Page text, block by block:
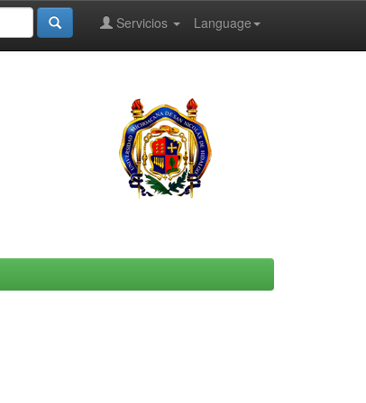
Language
Servicios